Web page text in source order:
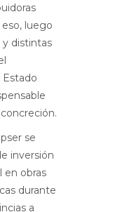
luego
distintas
se
inversión
en obras
durante
a